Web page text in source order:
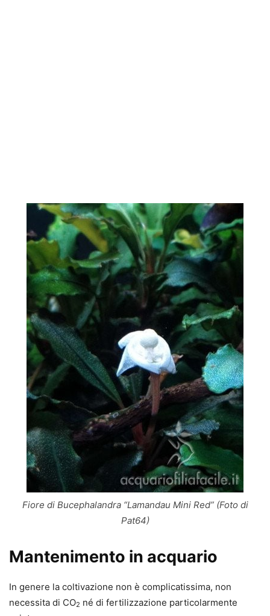
Fiore di Bucephalandra “Lamandau Mini Red” (Foto di
Pat64)
Mantenimento in acquario
In genere la coltivazione non è complicatissima, non
necessita di CO2 né di fertilizzazione particolarmente